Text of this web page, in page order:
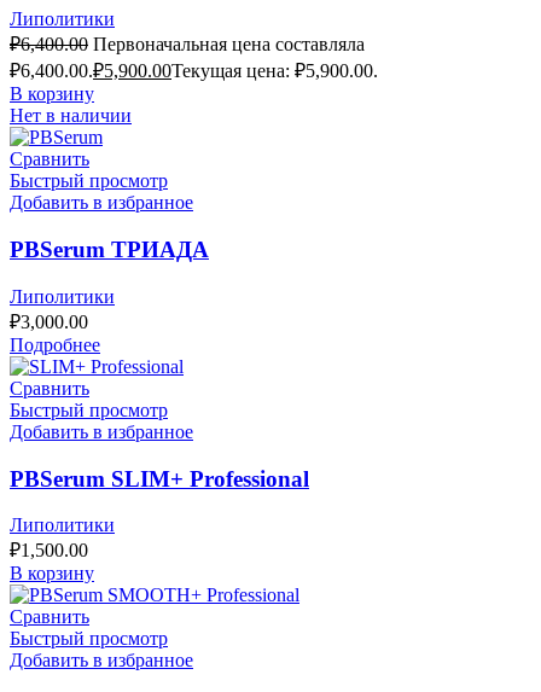
Липолитики
₽6,400.00 Первоначальная цена составляла
₽6,400.00.₽5,900.00Текущая цена: ₽5,900.00.
В корзину
Нет в наличии
Сравнить
Быстрый просмотр
Добавить в избранное
PBSerum ТРИАДА
Липолитики
₽3,000.00
Подробнее
Сравнить
Быстрый просмотр
Добавить в избранное
PBSerum SLIM+ Professional
Липолитики
₽1,500.00
В корзину
Сравнить
Быстрый просмотр
Добавить в избранное